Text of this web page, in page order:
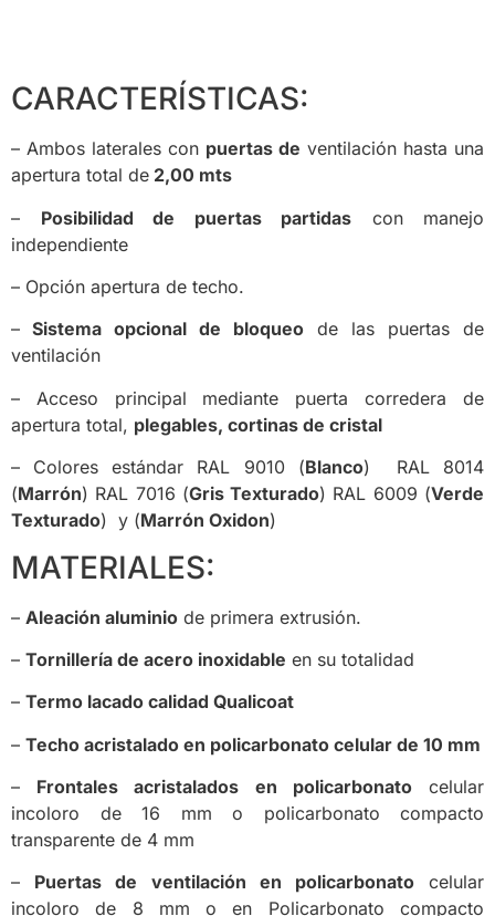
CARACTERÍSTICAS:
– Ambos laterales con puertas de ventilación hasta una
apertura total de 2,00 mts
– Posibilidad de puertas partidas con manejo
independiente
– Opción apertura de techo.
– Sistema opcional de bloqueo de las puertas de
ventilación
– Acceso principal mediante puerta corredera de
apertura total, plegables, cortinas de cristal
– Colores estándar RAL 9010 (Blanco) RAL 8014
(Marrón) RAL 7016 (Gris Texturado) RAL 6009 (Verde
Texturado) y (Marrón Oxidon)
MATERIALES:
– Aleación aluminio de primera extrusión.
– Tornillería de acero inoxidable en su totalidad
– Termo lacado calidad Qualicoat
– Techo acristalado en policarbonato celular de 10 mm
– Frontales acristalados en policarbonatocelular
incoloro de 16 mm o policarbonato compacto
transparente de 4 mm
– Puertas de ventilación en policarbonatocelular
incoloro de 8 mm o en Policarbonato compacto